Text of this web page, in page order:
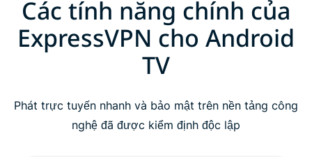
Các tính năng chính của
ExpressVPN cho Android
TV
Phát trực tuyến nhanh và bảo mật trên nền tảng công
nghệ đã được kiểm định độc lập